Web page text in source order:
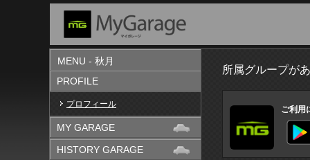
MENU - 秋月
PROFILE
プロフィール
MY GARAGE
HISTORY GARAGE
所属グループが
ご利用